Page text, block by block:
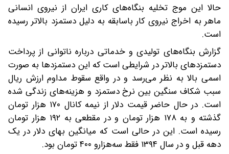
حالا این موج تخلیه بنگاه‌های کاری ایران از نیروی انسانی
ماهر به اخراج نیروی کار باسابقه به دلیل دستمزد بالاتر رسیده
است.
گزارش بنگاه‌های تولیدی و خدماتی درباره ناتوانی از پرداخت
دستمزدهای بالاتر در شرایطی است که این دستمزدها به صورت
اسمی بالا به نظر می‌رسد و در واقع سقوط مداوم ارزش ریال
سبب شکاف سنگین بین نرخ دستمزد و هزینه‌های زندگی شده
است. در حال حاضر قیمت دلار از نیمه کانال ۱۷۰ هزار تومان
گذشته و به ۱۷۸ هزار تومان و در مقطعی به ۱۹۲ هزار تومان
رسیده است. این در حالی است که میانگین بهای دلار در یک
دهه قبل و در سال ۱۳۹۴ فقط سه‌هزار‌و ۴۰۰ تومان بود.